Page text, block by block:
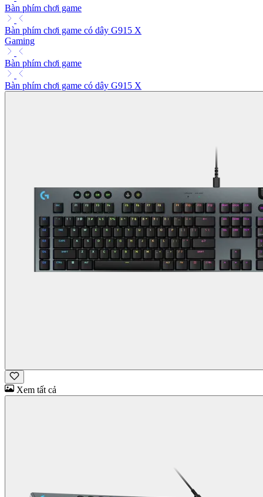
Bàn phím chơi game
Bàn phím chơi game có dây G915 X
Gaming
Bàn phím chơi game
Bàn phím chơi game có dây G915 X
Xem tất cả